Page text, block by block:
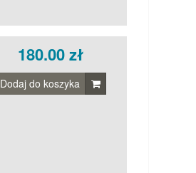
180.00 zł
Dodaj do koszyka